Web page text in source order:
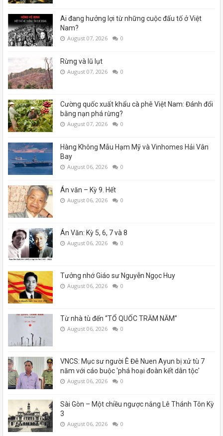
Ai đang hưởng lợi từ những cuộc đấu tố ở Việt
Nam?
August 07, 2026 0
Rừng và lũ lụt
August 07, 2026 0
Cường quốc xuất khẩu cà phê Việt Nam: Đánh đổi
bằng nạn phá rừng?
August 07, 2026 0
Hàng Không Mẫu Hạm Mỹ và Vinhomes Hải Vân
Bay
August 06, 2026 0
Án văn – Kỳ 9. Hết
August 06, 2026 0
Án Văn: Kỳ 5, 6, 7 và 8
August 06, 2026 0
Tưởng nhớ Giáo sư Nguyễn Ngọc Huy
August 06, 2026 0
Từ nhà tù đến “TỔ QUỐC TRĂM NĂM”
August 06, 2026 0
VNCS: Mục sư người Ê Đê Nuen Ayun bị xử tù 7
năm với cáo buộc 'phá hoại đoàn kết dân tộc'
August 06, 2026 0
Sài Gòn – Một chiều ngược nắng Lê Thánh Tôn Kỳ
3
August 06, 2026 0